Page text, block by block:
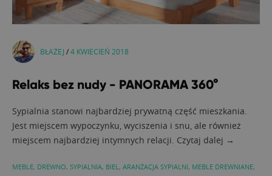
BŁAŻEJ /4 KWIECIEŃ 2018
Relaks bez nudy - PANORAMA 360°
Sypialnia stanowi najbardziej prywatną część mieszkania.
Jest miejscem wypoczynku, wyciszenia i snu, ale również
miejscem najbardziej intymnych relacji. Czytaj dalej →
MEBLE, DREWNO, SYPIALNIA, BIEL, ARANŻACJA SYPIALNI, MEBLE DREWNIANE,